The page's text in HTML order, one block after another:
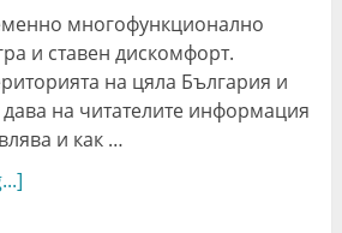
многофункционално
и ставен дискомфорт.
на цяла България и
дава на читателите информация
и как …